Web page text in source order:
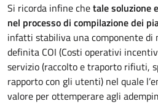
Si ricorda infine chetale soluzione
nel processo di compilazione dei
infatti stabiliva una componente di
definita COI (Costi operativi
servizio (raccolto e traporto rifiuti,
rapporto con gli utenti) nel quale
valore per ottemperare agli